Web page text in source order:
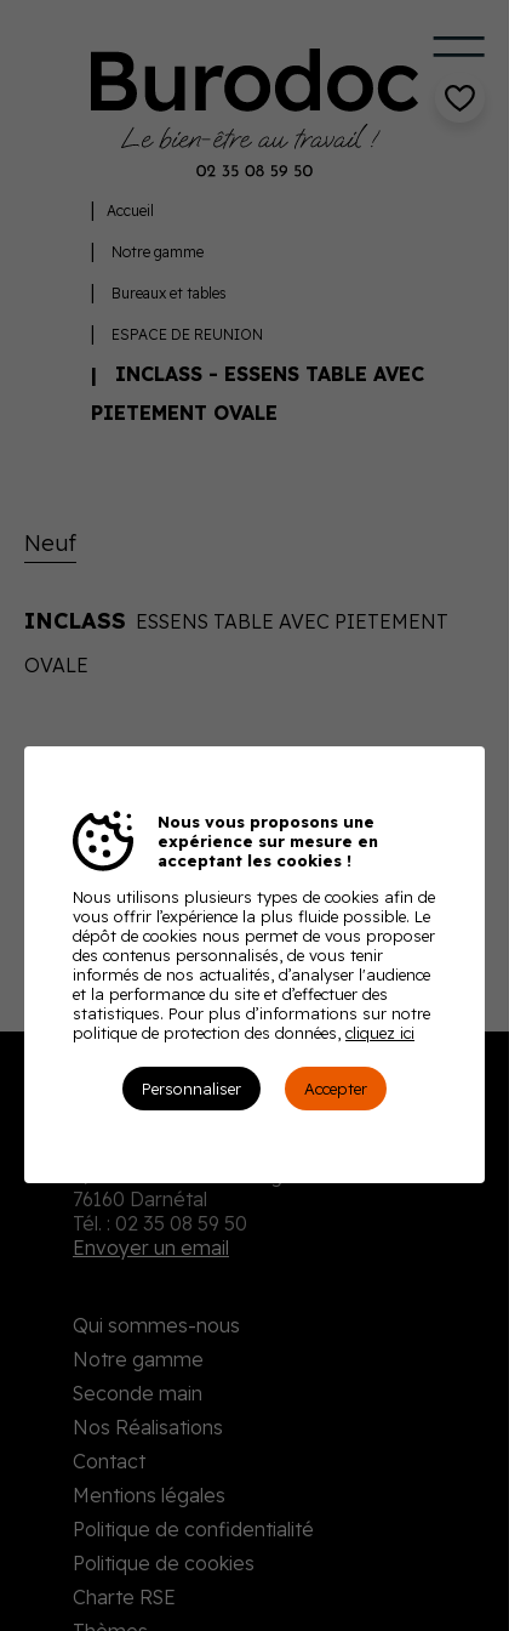
Accueil
Notre gamme
Bureaux et tables
ESPACE DE REUNION
INCLASS - ESSENS TABLE AVEC
PIETEMENT OVALE
Neuf
INCLASS ESSENS TABLE AVEC PIETEMENT
OVALE
Sur devis
En ajoutant ce produit à votre panier, nous vous
enverrons un devis ajusté à votre besoin
Télécharger la fiche technique
76160 Darnétal
Tél. : 02 35 08 59 50
Envoyer un email
Qui sommes-nous
Notre gamme
Seconde main
Nos Réalisations
Contact
Mentions légales
Politique de confidentialité
Politique de cookies
Charte RSE
Nous vous proposons une
expérience sur mesure en
acceptant les cookies !
Nous utilisons plusieurs types de cookies afin de
vous offrir l’expérience la plus fluide possible. Le
dépôt de cookies nous permet de vous proposer
des contenus personnalisés, de vous tenir
informés de nos actualités, d’analyser l'audience
et la performance du site et d’effectuer des
statistiques. Pour plus d’informations sur notre
politique de protection des données, cliquez ici
Personnaliser Accepter